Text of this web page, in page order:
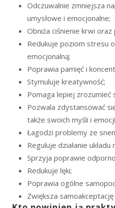
Odczuwalnie zmniejsza
umysłowe i emocjonalne;
Obniża ciśnienie krwi
Redukuje poziom stresu
emocjonalną;
Poprawia pamięć i
Stymuluje kreatywność;
Pomaga lepiej zrozumieć
Pozwala zdystansować
także swoich myśli i
Łagodzi problemy ze
Reguluje działanie
Sprzyja poprawie
Redukuje lęki;
Poprawia ogólne
Zwiększa